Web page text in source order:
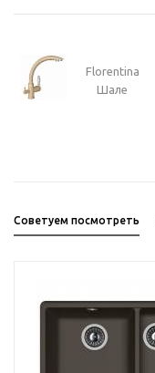
Florentina
Шале
Советуем посмотреть